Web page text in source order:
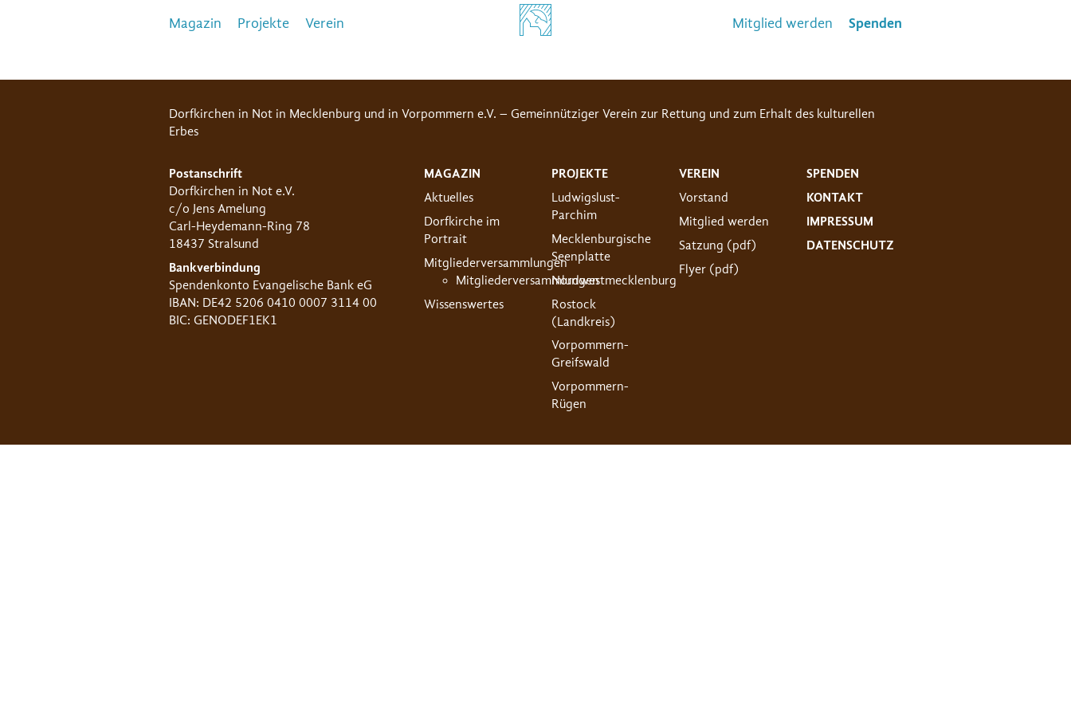
Magazin Projekte Verein Mitglied werden Spenden
Dorfkirchen in Not in Mecklenburg und in Vorpommern e.V. – Gemeinnütziger Verein zur Rettung und zum Erhalt des kulturellen
Erbes
Postanschrift
Dorfkirchen in Not e.V.
c/o Jens Amelung
Carl-Heydemann-Ring 78
18437 Stralsund
Bankverbindung
Spendenkonto Evangelische Bank eG
IBAN: DE42 5206 0410 0007 3114 00
BIC: GENODEF1EK1
MAGAZIN
Aktuelles
Dorfkirche im
Portrait
Mitgliederversammlungen
Mitgliederversammlungen
Wissenswertes
PROJEKTE
Ludwigslust-
Parchim
Mecklenburgische
Seenplatte
Nordwestmecklenburg
Rostock
(Landkreis)
Vorpommern-
Greifswald
Vorpommern-
Rügen
VEREIN
Vorstand
Mitglied werden
Satzung (pdf)
Flyer (pdf)
SPENDEN
KONTAKT
IMPRESSUM
DATENSCHUTZ